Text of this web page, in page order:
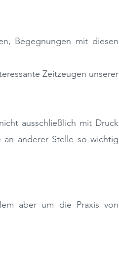
Begegnungen mit diesen
Zeitzeugen unserer
ausschließlich mit Druck
an anderer Stelle so wichtig
aber um die Praxis von